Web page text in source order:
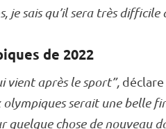
je sais qu’il sera très difficile
de 2022
vient après le sport”,
olympiquesserait une belle
chose de nouveau